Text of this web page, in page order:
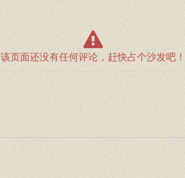
该页面还没有任何评论，赶快占个沙发吧！